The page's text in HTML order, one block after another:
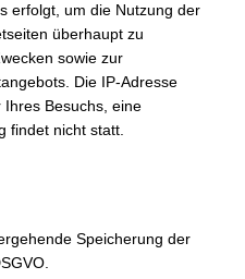
erfolgt, um die Nutzung der
überhaupt zu
sowie zur
Die IP-Adresse
Besuchs, eine
findet nicht statt.
Speicherung der